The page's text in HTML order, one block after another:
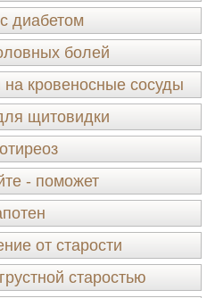
диабетом
болей
кровеносные сосуды
щитовидки
- поможет
от старости
старостью